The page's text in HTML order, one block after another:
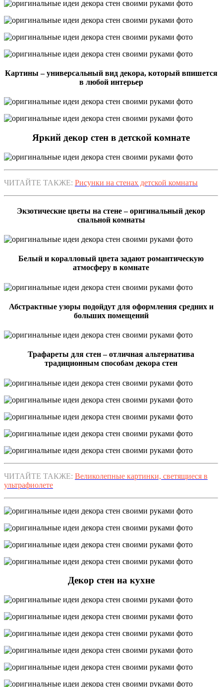
Картины – универсальный вид декора, который впишется
в любой интерьер
Яркий декор стен в детской комнате
ЧИТАЙТЕ ТАКЖЕ: Рисунки на стенах детской комнаты
Экзотические цветы на стене – оригинальный декор
спальной комнаты
Белый и коралловый цвета задают романтическую
атмосферу в комнате
Абстрактные узоры подойдут для оформления средних и
больших помещений
Трафареты для стен – отличная альтернатива
традиционным способам декора стен
ЧИТАЙТЕ ТАКЖЕ: Великолепные картинки, светящиеся в
ультрафиолете
Декор стен на кухне